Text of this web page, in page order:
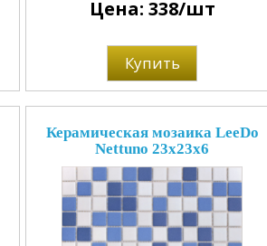
Цена: 338/шт
Купить
Керамическая мозаика LeeDo
Nettuno 23x23x6